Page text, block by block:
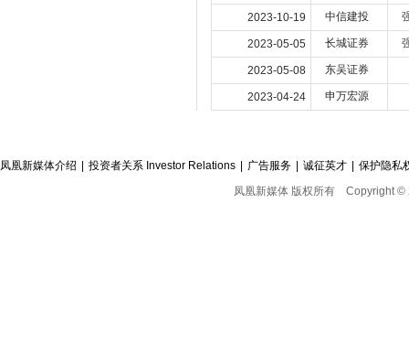
2023-10-19 中信建投
2023-05-05 长城证券
2023-05-08 东吴证券
2023-04-24 申万宏源
凤凰新媒体介绍 投资者关系 Investor Relations 广告服务 诚征英才
保护隐私
凤凰新媒体 版权所有 Copyright ©